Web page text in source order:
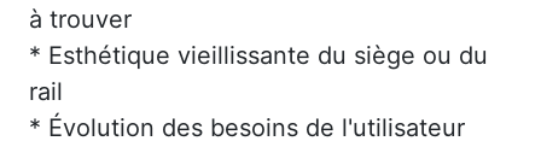
à trouver
* Esthétique vieillissante du siège ou du
rail
* Évolution des besoins de l'utilisateur